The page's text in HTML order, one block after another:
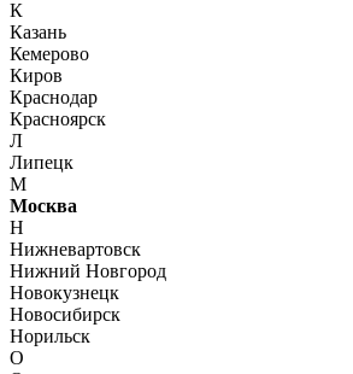
К
Казань
Кемерово
Киров
Краснодар
Красноярск
Л
Липецк
М
Москва
Н
Нижневартовск
Нижний Новгород
Новокузнецк
Новосибирск
Норильск
О